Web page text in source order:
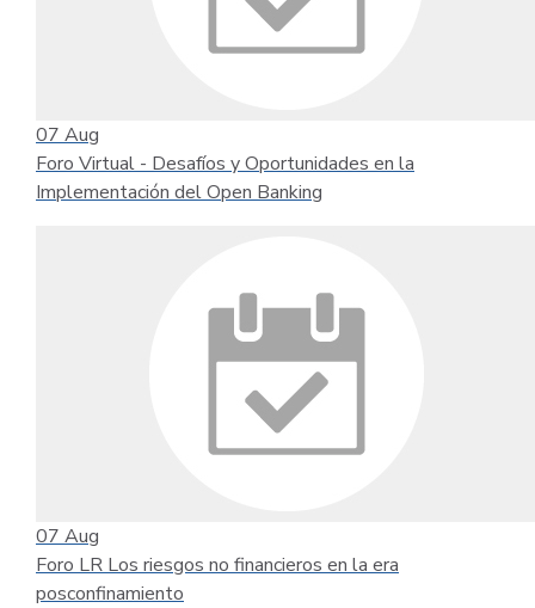
07 Aug
Foro Virtual - Desafíos y Oportunidades en la
Implementación del Open Banking
07 Aug
Foro LR Los riesgos no financieros en la era
posconfinamiento